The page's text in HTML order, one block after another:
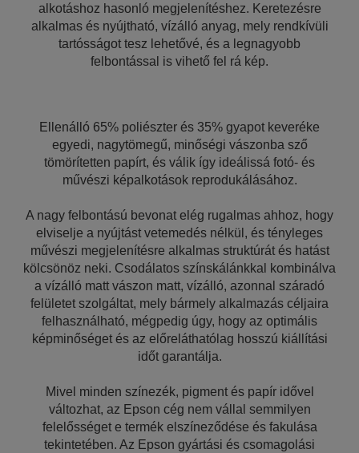
alkotáshoz hasonló megjelenítéshez. Keretezésre
alkalmas és nyújtható, vízálló anyag, mely rendkívüli
tartósságot tesz lehetővé, és a legnagyobb
felbontással is vihető fel rá kép.
Ellenálló 65% poliészter és 35% gyapot keveréke
egyedi, nagytömegű, minőségi vászonba sző
tömörítetten papírt, és válik így ideálissá fotó- és
művészi képalkotások reprodukálásához.
A nagy felbontású bevonat elég rugalmas ahhoz, hogy
elviselje a nyújtást vetemedés nélkül, és tényleges
művészi megjelenítésre alkalmas struktúrát és hatást
kölcsönöz neki. Csodálatos színskálánkkal kombinálva
a vízálló matt vászon matt, vízálló, azonnal száradó
felületet szolgáltat, mely bármely alkalmazás céljaira
felhasználható, mégpedig úgy, hogy az optimális
képminőséget és az előreláthatólag hosszú kiállítási
időt garantálja.
Mivel minden színezék, pigment és papír idővel
változhat, az Epson cég nem vállal semmilyen
felelősséget e termék elszíneződése és fakulása
tekintetében. Az Epson gyártási és csomagolási